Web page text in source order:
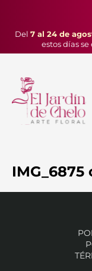
Del 7 al 24 de
estos días
IMG_6875